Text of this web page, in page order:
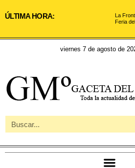
ÚLTIMA HORA:
La
Feria
viernes 7 de agosto de